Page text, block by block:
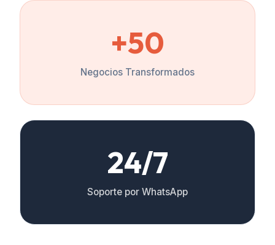
+50
Negocios Transformados
24/7
Soporte por WhatsApp